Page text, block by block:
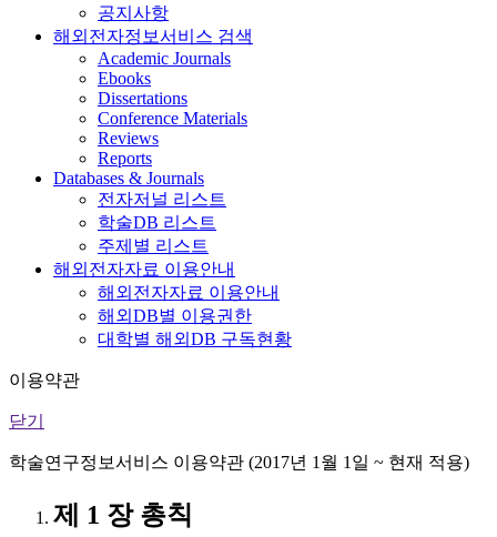
공지사항
해외전자정보서비스 검색
Academic Journals
Ebooks
Dissertations
Conference Materials
Reviews
Reports
Databases & Journals
전자저널 리스트
학술DB 리스트
주제별 리스트
해외전자자료 이용안내
해외전자자료 이용안내
해외DB별 이용권한
대학별 해외DB 구독현황
이용약관
닫기
학술연구정보서비스 이용약관 (2017년 1월 1일 ~ 현재 적용)
제 1 장 총칙